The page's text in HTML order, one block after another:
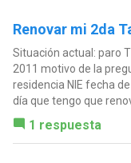
Renovar mi 2da
Situación actual: paro
2011 motivo de la
residencia NIE fecha
día que tengo que
1 respuesta